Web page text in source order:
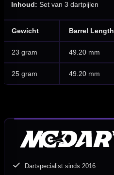
Inhoud: Set van 3 dartpijlen
Gewicht Barrel Length
23 gram 49.20 mm
25 gram 49.20 mm
Dartspecialist sinds 2016